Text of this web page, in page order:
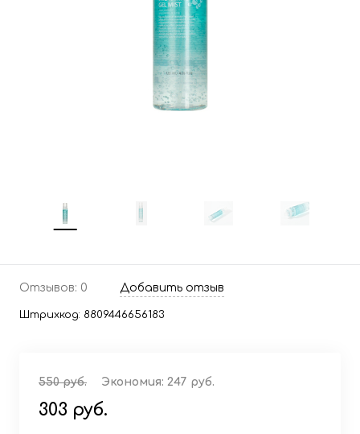
Отзывов: 0 Добавить отзыв
Штрихкод: 8809446656183
550 руб. Экономия: 247 руб.
303 руб.